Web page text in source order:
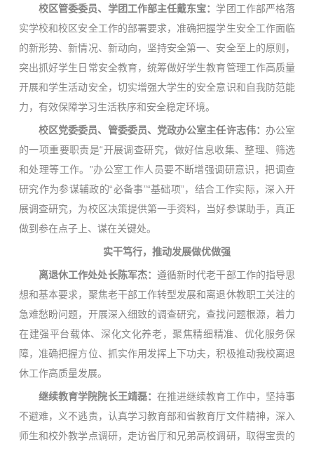
校区管委委员、学团工作部主任戴东宝： 学团工作部严格落
实学校和校区安全工作的部署要求，准确把握学生安全工作面临
的新形势、新情况、新动向，坚持安全第一、安全至上的原则，
突出抓好学生日常安全教育，统筹做好学生教育管理工作高质量
开展和学生活动安全，切实增强大学生的安全意识和自我防范能
力，有效保障学习生活秩序和安全稳定环境。
校区党委委员、管委委员、党政办公室主任许志伟： 办公室
的一项重要职责是“开展调查研究，做好信息收集、整理、筛选
和处理等工作。”办公室工作人员要不断增强调研意识，把调查
研究作为参谋辅政的“必备事”“基础项”，结合工作实际，深入开
展调查研究，为校区决策提供第一手资料，当好参谋助手，真正
做到参在点子上、谋在关键处。
实干笃行，推动发展做优做强
离退休工作处处长陈军杰： 遵循新时代老干部工作的指导思
想和基本要求，聚焦老干部工作转型发展和离退休教职工关注的
急难愁盼问题，开展深入细致的调查研究，查找问题根源，着力
在建强平台载体、深化文化养老，聚焦精细精准、优化服务保
障，准确把握方位、抓实作用发挥上下功夫，积极推动我校离退
休工作高质量发展。
继续教育学院院长王靖磊： 在推进继续教育工作中，坚持事
不避难，义不逃责，认真学习教育部和省教育厅文件精神，深入
师生和校外教学点调研，走访省厅和兄弟高校调研，取得宝贵的